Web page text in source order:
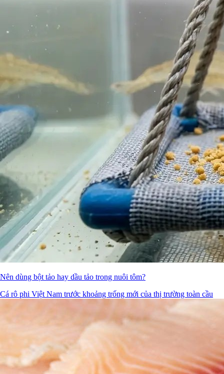
Nên dùng bột tảo hay dầu tảo trong nuôi tôm?
Cá rô phi Việt Nam trước khoảng trống mới của thị trường toàn cầu